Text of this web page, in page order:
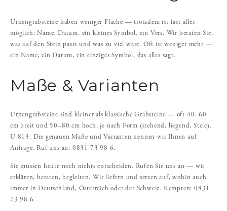
Urnengrabsteine haben weniger Fläche — trotzdem ist fast alles
möglich: Name, Datum, ein kleines Symbol, ein Vers. Wir beraten Sie,
was auf den Stein passt und was zu viel wäre. Oft ist weniger mehr —
ein Name, ein Datum, ein einziges Symbol, das alles sagt.
Maße & Varianten
Urnengrabsteine sind kleiner als klassische Grabsteine — oft 40–60
cm breit und 50–80 cm hoch, je nach Form (stehend, liegend, Stele).
U 813: Die genauen Maße und Varianten nennen wir Ihnen auf
Anfrage. Ruf uns an: 0831 73 98 6.
Sie müssen heute noch nichts entscheiden. Rufen Sie uns an — wir
erklären, beraten, begleiten. Wir liefern und setzen auf, wohin auch
immer in Deutschland, Österreich oder der Schweiz. Kempten: 0831
73 98 6.